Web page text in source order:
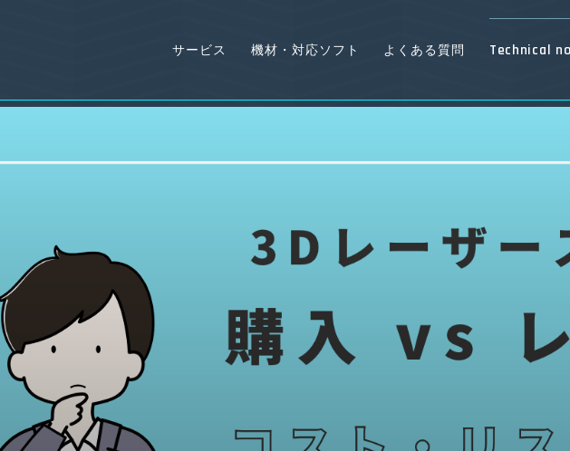
サービス 機材・対応ソフト よくある質問 Technical